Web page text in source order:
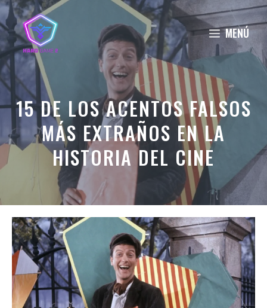
Saltar
al
contenido
MENÚ
15 DE LOS ACENTOS FALSOS
MÁS EXTRAÑOS EN LA
HISTORIA DEL CINE